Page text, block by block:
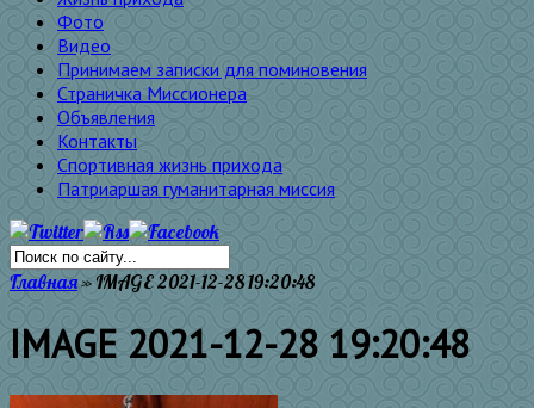
Фото
Видео
Принимаем записки для поминовения
Страничка Миссионера
Объявления
Контакты
Спортивная жизнь прихода
Патриаршая гуманитарная миссия
Главная» IMAGE 2021-12-28 19:20:48
IMAGE 2021-12-28 19:20:48